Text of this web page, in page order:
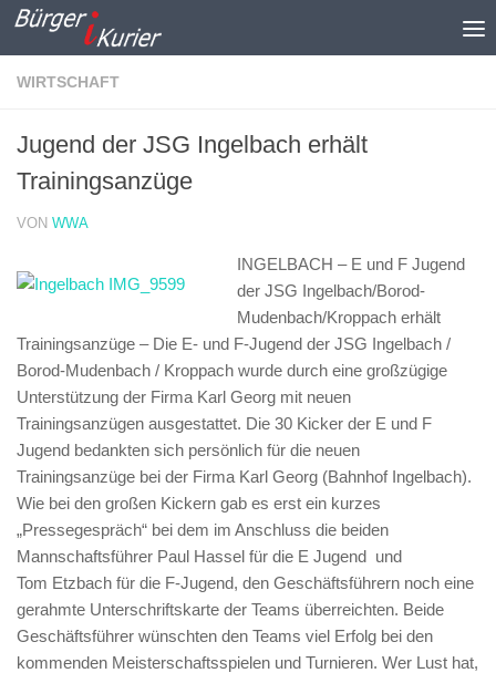
Zum Inhalt springen
WIRTSCHAFT
Jugend der JSG Ingelbach erhält
Trainingsanzüge
VON WWA
INGELBACH – E und F Jugend
der JSG Ingelbach/Borod-
Mudenbach/Kroppach erhält
Trainingsanzüge – Die E- und F-Jugend der JSG Ingelbach /
Borod-Mudenbach / Kroppach wurde durch eine großzügige
Unterstützung der Firma Karl Georg mit neuen
Trainingsanzügen ausgestattet. Die 30 Kicker der E und F
Jugend bedankten sich persönlich für die neuen
Trainingsanzüge bei der Firma Karl Georg (Bahnhof Ingelbach).
Wie bei den großen Kickern gab es erst ein kurzes
„Pressegespräch“ bei dem im Anschluss die beiden
Mannschaftsführer Paul Hassel für die E Jugend und
Tom Etzbach für die F-Jugend, den Geschäftsführern noch eine
gerahmte Unterschriftskarte der Teams überreichten. Beide
Geschäftsführer wünschten den Teams viel Erfolg bei den
kommenden Meisterschaftsspielen und Turnieren. Wer Lust hat,